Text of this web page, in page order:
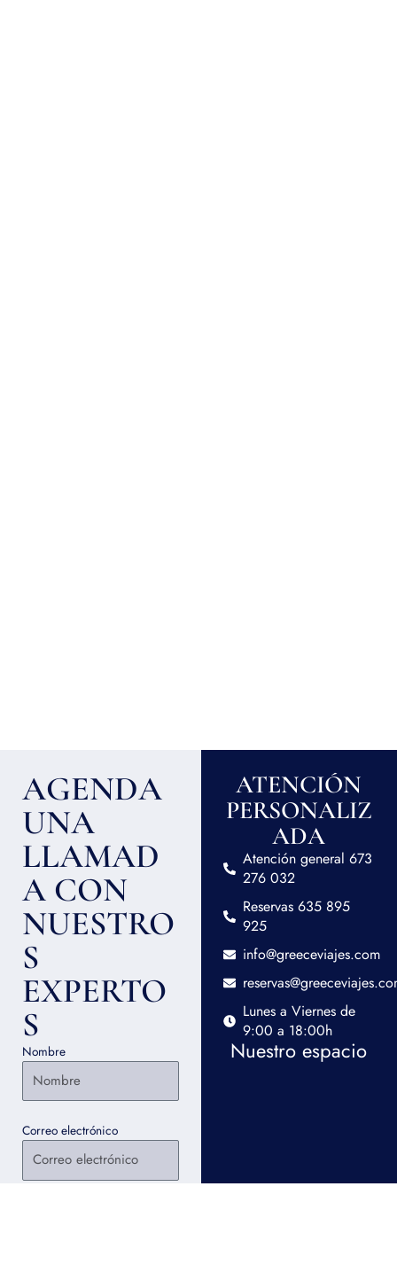
AGENDA
UNA
LLAMAD
A CON
NUESTRO
S
EXPERTO
S
Nombre
Correo electrónico
ATENCIÓN
PERSONALIZ
ADA
Atención general 673
276 032
Reservas 635 895
925
info@greeceviajes.com
Lunes a Viernes de
9:00 a 18:00h
Nuestro espacio